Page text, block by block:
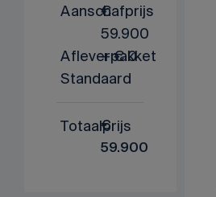
Aanschafprijs
€
59.900
Afleverpakket
Standaard
+ € 0
Totaalprijs
€
59.900